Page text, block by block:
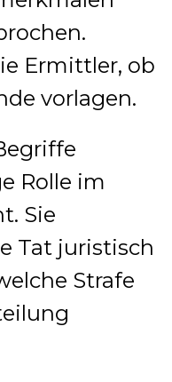
Ermittler, ob
vorlagen.
Rolle im
Sie
Tat juristisch
Strafe